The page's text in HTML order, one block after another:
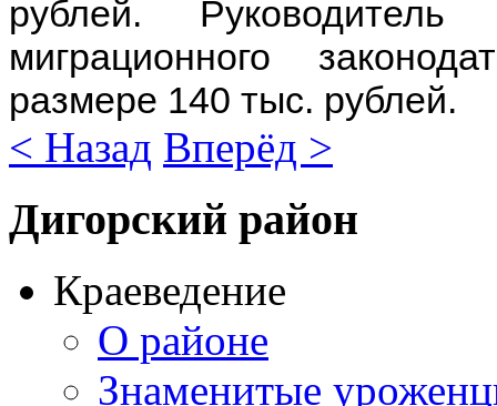
рублей.
миграционного
размере 140 тыс. рублей.
< Назад Вперёд >
Дигорский район
Краеведение
О районе
Знаменитые